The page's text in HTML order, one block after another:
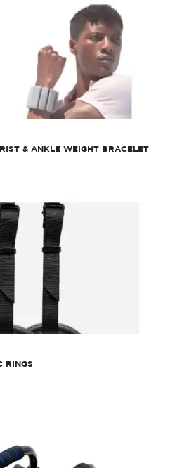
& ANKLE WEIGHT BRACELET
& Ankle Weight
RINGS
Rings